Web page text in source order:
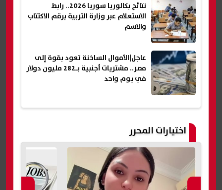
نتائج بكالوريا سوريا 2026.. رابط
الاستعلام عبر وزارة التربية برقم الاكتتاب
والاسم
عاجل|الأموال الساخنة تعود بقوة إلى
مصر.. مشتريات أجنبية بـ282 مليون دولار
في يوم واحد
اختيارات المحرر